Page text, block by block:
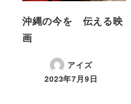
沖縄の今を 伝える映
画
アイズ
2023年7月9日